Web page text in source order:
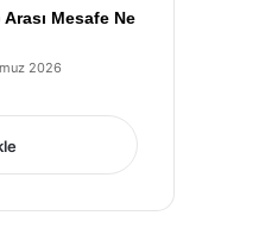
Mesafe Ne
2026